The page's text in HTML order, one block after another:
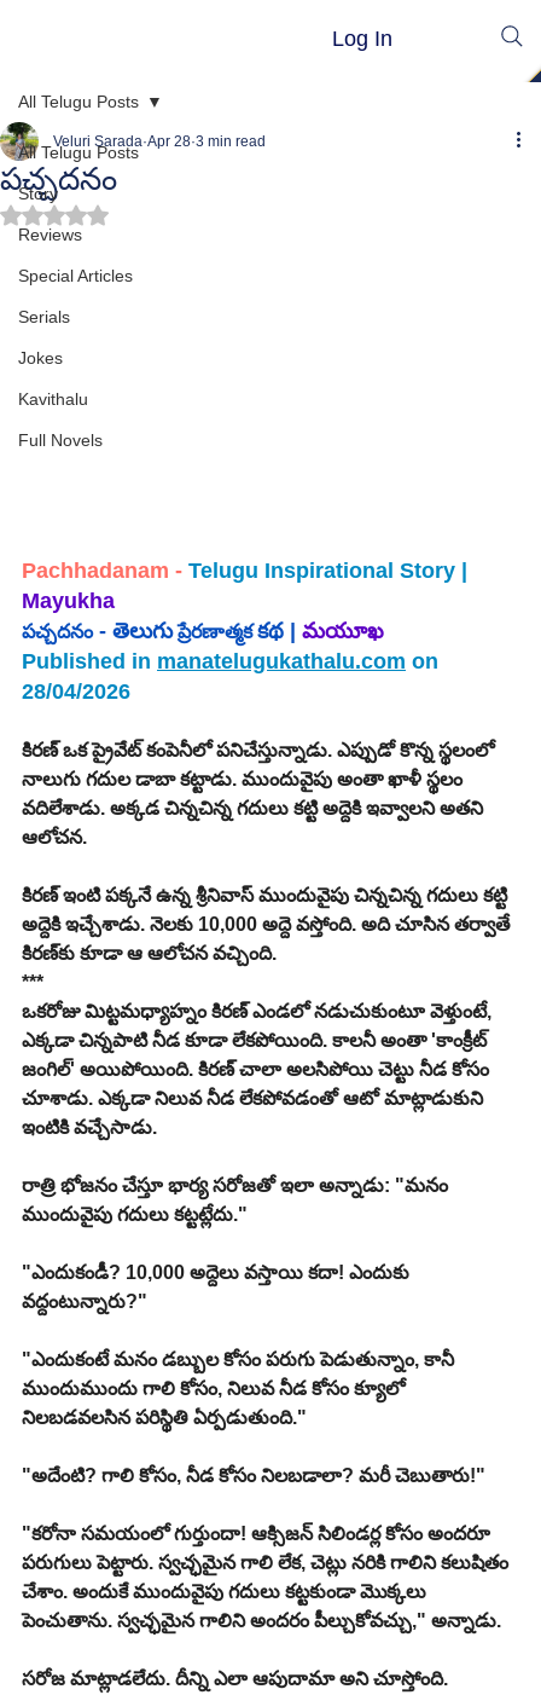
Log In
All Telugu Posts
Story
Reviews
Special Articles
Serials
Jokes
Kavithalu
Full Novels
All Telugu Posts
పచ్చదనం
Veluri Sarada Apr 28 3 min read
Rated NaN out of 5 stars.
Pachhadanam - Telugu Inspirational Story |
Mayukha
పచ్చదనం - తెలుగు ప్రేరణాత్మక కథ | మయూఖ
Published in manatelugukathalu.com on
28/04/2026
కిరణ్ ఒక ప్రైవేట్ కంపెనీలో పనిచేస్తున్నాడు. ఎప్పుడో కొన్న స్థలంలో
నాలుగు గదుల డాబా కట్టాడు. ముందువైపు అంతా ఖాళీ స్థలం
వదిలేశాడు. అక్కడ చిన్నచిన్న గదులు కట్టి అద్దెకి ఇవ్వాలని అతని
ఆలోచన.
కిరణ్ ఇంటి పక్కనే ఉన్న శ్రీనివాస్ ముందువైపు చిన్నచిన్న గదులు కట్టి
అద్దెకి ఇచ్చేశాడు. నెలకు 10,000 అద్దె వస్తోంది. అది చూసిన తర్వాతే
కిరణ్‌కు కూడా ఆ ఆలోచన వచ్చింది.
***
ఒకరోజు మిట్టమధ్యాహ్నం కిరణ్ ఎండలో నడుచుకుంటూ వెళ్తుంటే,
ఎక్కడా చిన్నపాటి నీడ కూడా లేకపోయింది. కాలనీ అంతా 'కాంక్రీట్
జంగిల్' అయిపోయింది. కిరణ్ చాలా అలసిపోయి చెట్టు నీడ కోసం
చూశాడు. ఎక్కడా నిలువ నీడ లేకపోవడంతో ఆటో మాట్లాడుకుని
ఇంటికి వచ్చేసాడు.
రాత్రి భోజనం చేస్తూ భార్య సరోజతో ఇలా అన్నాడు: "మనం
ముందువైపు గదులు కట్టట్లేదు."
"ఎందుకండీ? 10,000 అద్దెలు వస్తాయి కదా! ఎందుకు
వద్దంటున్నారు?"
"ఎందుకంటే మనం డబ్బుల కోసం పరుగు పెడుతున్నాం, కానీ
ముందుముందు గాలి కోసం, నిలువ నీడ కోసం క్యూలో
నిలబడవలసిన పరిస్థితి ఏర్పడుతుంది."
"అదేంటి? గాలి కోసం, నీడ కోసం నిలబడాలా? మరీ చెబుతారు!"
"కరోనా సమయంలో గుర్తుందా! ఆక్సిజన్ సిలిండర్ల కోసం అందరూ
పరుగులు పెట్టారు. స్వచ్ఛమైన గాలి లేక, చెట్లు నరికి గాలిని కలుషితం
చేశాం. అందుకే ముందువైపు గదులు కట్టకుండా మొక్కలు
పెంచుతాను. స్వచ్ఛమైన గాలిని అందరం పీల్చుకోవచ్చు," అన్నాడు.
సరోజ మాట్లాడలేదు. దీన్ని ఎలా ఆపుదామా అని చూస్తోంది.